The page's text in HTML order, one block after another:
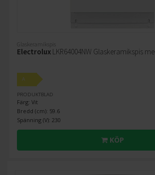
Glaskeramikspis
Electrolux LKR64004NW Glaskeramikspis
A
PRODUKTBLAD
Färg: Vit
Bredd (cm): 59.6
Spänning (V): 230
KÖP